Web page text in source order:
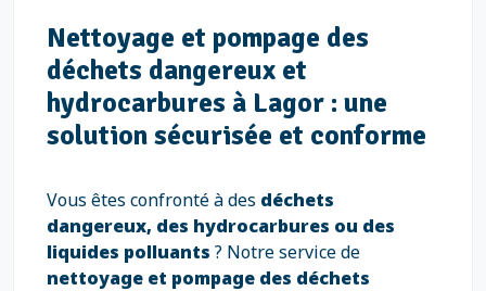
Nettoyage et pompage des
déchets dangereux et
hydrocarbures à Lagor : une
solution sécurisée et conforme
Vous êtes confronté à des déchets
dangereux, des hydrocarbures ou des
liquides polluants ? Notre service de
nettoyage et pompage des déchets